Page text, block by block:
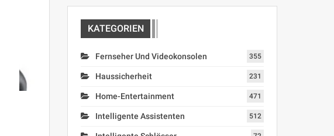
KATEGORIEN
Fernseher Und Videokonsolen 355
Haussicherheit 231
Home-Entertainment 471
Intelligente Assistenten 512